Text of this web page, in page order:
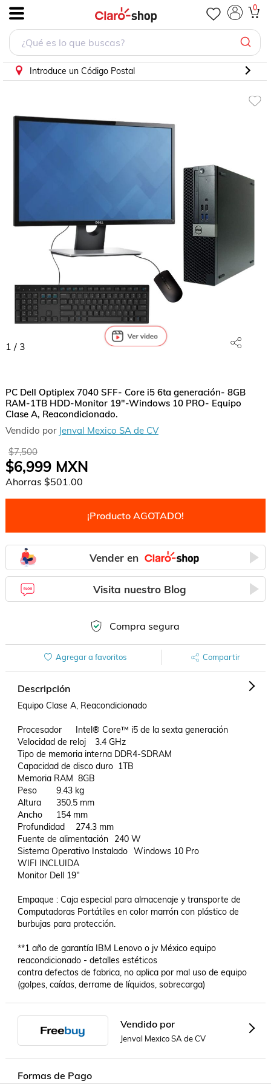
0
Introduce un Código Postal
1 / 3
PC Dell Optiplex 7040 SFF- Core i5 6ta generación- 8GB
RAM-1TB HDD-Monitor 19"-Windows 10 PRO- Equipo
Clase A, Reacondicionado.
Vendido por Jenval Mexico SA de CV
$7,500
$6,999MXN
Ahorras $501.00
¡Producto AGOTADO!
Vender en
Visita nuestro Blog
Compra segura
Agregar a favoritos Compartir
Descripción
Equipo Clase A, Reacondicionado
Procesador	Intel® Core™ i5 de la sexta generación
Velocidad de reloj	3.4 GHz
Tipo de memoria interna	DDR4-SDRAM
Capacidad de disco duro  1TB
Memoria RAM	 8GB
Peso	9.43 kg
Altura	350.5 mm
Ancho	154 mm
Profundidad	274.3 mm
Fuente de alimentación	240 W
Sistema Operativo Instalado	Windows 10 Pro
WIFI INCLUIDA
Monitor Dell 19"
Empaque : Caja especial para almacenaje y transporte de
Computadoras Portátiles en color marrón con plástico de
burbujas para protección.
**1 año de garantía IBM Lenovo o jv México equipo
reacondicionado - detalles estéticos
contra defectos de fabrica, no aplica por mal uso de equipo
(golpes, caídas, derrame de líquidos, sobrecarga)
Vendido por
Jenval Mexico SA de CV
Formas de Pago